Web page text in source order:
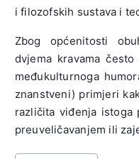
i filozofskih sustava i
Zbog općenitosti
dvjema kravama
međukulturnoga
znanstveni) primjeri
različita viđenja istoga
preuveličavanjem ili